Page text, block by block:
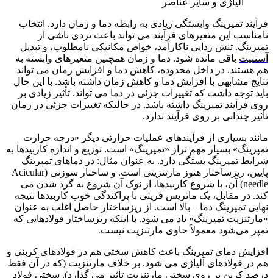
فرآیند تمپرینگ وابستگی زیادی به رابطه دما و زمان دارد. انتخاب
نامناسب این متغیرهای فرآیند می تواند باعث تردی ناشی از
تمپرینگ. تنش زدایی ناکارآمد، خواص مکانیکی نامطلوب، و تبدیل
آستنیت باقی مانده شود. دما و زمان همچنین متغیرهای وابسته به
هم هستند. در داخل محدوده، کاهش دما و افزایش زمان می تواند
نتایج مشابهی با افزایش دما و کاهش زمان داشته باشد. با این حال
باید توجه داشت که تغییرات جزئی در دما می تواند. تأثیر زیادی بر
روی فرآیند تمپرینگ داشته باشد. در حالیکه تغییرات جزئی در زمان
تأثیر چندانی بر روی فرآیند ندارد.
مانند بسیاری از فرآیندهای عملیات حرارتی دیگر «درجه حرارت
تمپرینگ» بسیار مهم تراز «تمپرینگ» است. توزیع و اندازه کاربیدها به
شرایط تمپرینگ بستگی دارد. به عنوان مثال: در دماهای تمپرینگ
پایین، ریزساختار هنوز مارتنزیتی است. و ساختار سوزنی (Acicular
needle) آن، با شروع کاربیدها، از نوک آن شروع به گرد شدن می
کند. در مقابل، یک ماتریس فریتی با پراکندگی خوب کاربیدها نتیجه
نهایی تمپرینگ دما – بالا است. از ریزساختار حاصل اغلب به عنوان
«مارتنزیت تمپرینگ» یاد می شود. با اینکه ریزساختار فولادهایی که
تمپر می‎‌شود معمولاً حاوی مارتنزیت نیست.
افزایش دمای تمپرینگ باعث کاهش سختی هم در فولادهای کربنی و
هم در فولادهای آلیاژی می شود. بر خلاف مارتنزیت (که در آن فقط
درصد کربن بر روی سختی مارتنزیت تأثیر می گذارد). سختی فولاد